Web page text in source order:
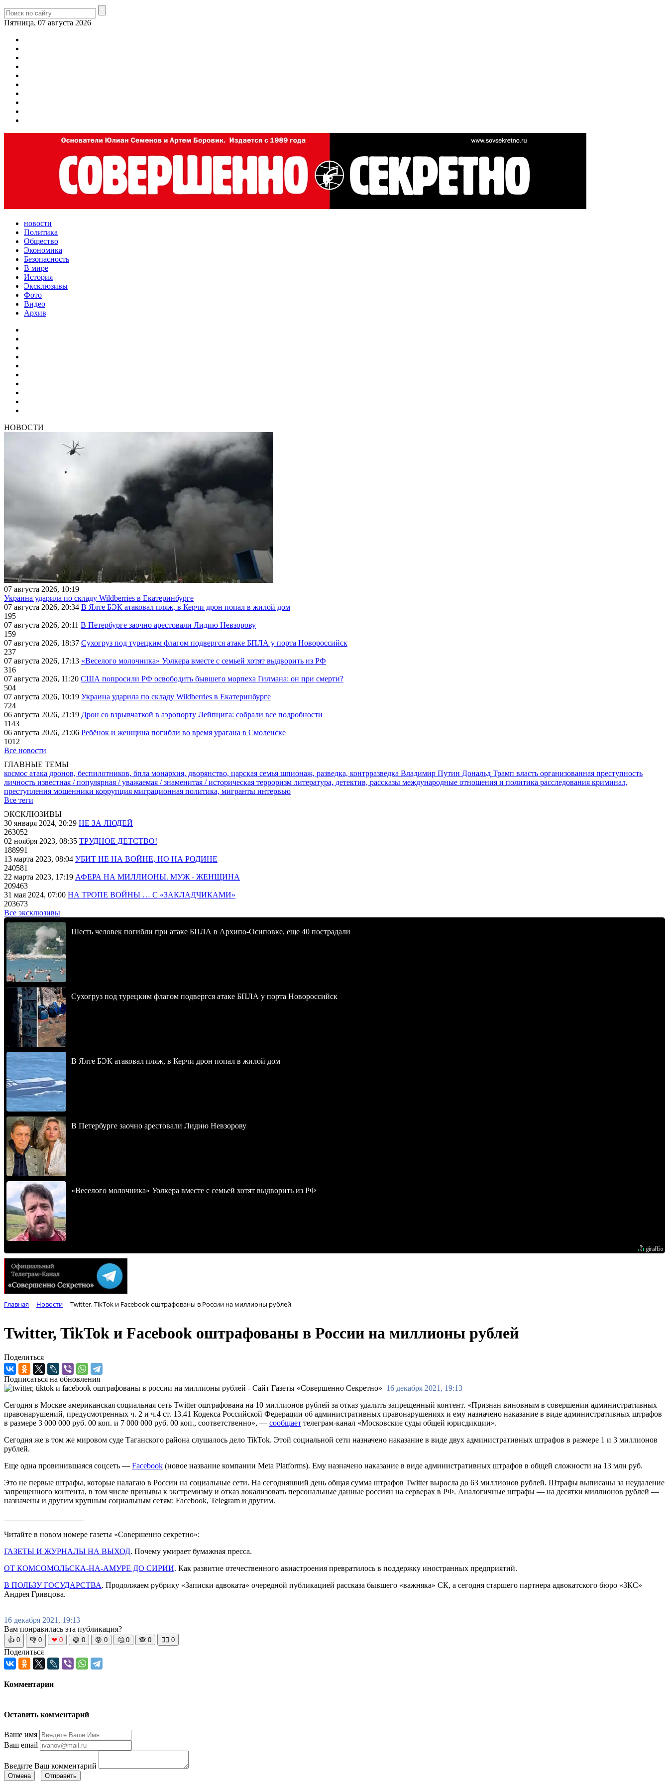
Пятница, 07 августа 2026
новости
Политика
Общество
Экономика
Безопасность
В мире
История
Эксклюзивы
Фото
Видео
Архив
НОВОСТИ
07 августа 2026, 10:19
Украина ударила по складу Wildberries в Екатеринбурге
07 августа 2026, 20:34 В Ялте БЭК атаковал пляж, в Керчи дрон попал в жилой дом
195
07 августа 2026, 20:11 В Петербурге заочно арестовали Лидию Невзорову
159
07 августа 2026, 18:37 Сухогруз под турецким флагом подвергся атаке БПЛА у порта Новороссийск
237
07 августа 2026, 17:13 «Веселого молочника» Уолкера вместе с семьей хотят выдворить из РФ
316
07 августа 2026, 11:20 США попросили РФ освободить бывшего морпеха Гилмана: он при смерти?
504
07 августа 2026, 10:19 Украина ударила по складу Wildberries в Екатеринбурге
724
06 августа 2026, 21:19 Дрон со взрывчаткой в аэропорту Лейпцига: собрали все подробности
1143
06 августа 2026, 21:06 Ребёнок и женщина погибли во время урагана в Смоленске
1012
Все новости
ГЛАВНЫЕ ТЕМЫ
космос атака дронов, беспилотников, бпла монархия, дворянство, царская семья шпионаж, разведка, контрразведка Владимир Путин Дональд Трамп власть организованная преступность
личность известная / популярная / уважаемая / знаменитая / историческая терроризм литература, детектив, рассказы международные отношения и политика расследования криминал,
преступления мошенники коррупция миграционная политика, мигранты интервью
Все теги
ЭКСКЛЮЗИВЫ
30 января 2024, 20:29 НЕ ЗА ЛЮДЕЙ
263052
02 ноября 2023, 08:35 ТРУДНОЕ ДЕТСТВО!
188991
13 марта 2023, 08:04 УБИТ НЕ НА ВОЙНЕ, НО НА РОДИНЕ
240581
22 марта 2023, 17:19 АФЕРА НА МИЛЛИОНЫ. МУЖ - ЖЕНЩИНА
209463
31 мая 2024, 07:00 НА ТРОПЕ ВОЙНЫ … С «ЗАКЛАДЧИКАМИ»
203673
Все эксклюзивы
Шесть человек погибли при атаке БПЛА в Архипо-Осиповке, еще 40 пострадали
Сухогруз под турецким флагом подвергся атаке БПЛА у порта Новороссийск
В Ялте БЭК атаковал пляж, в Керчи дрон попал в жилой дом
В Петербурге заочно арестовали Лидию Невзорову
«Веселого молочника» Уолкера вместе с семьей хотят выдворить из РФ
Главная Новости Twitter, TikTok и Facebook оштрафованы в России на миллионы рублей
Twitter, TikTok и Facebook оштрафованы в России на миллионы рублей
Поделиться
Подписаться на обновления
16 декабря 2021, 19:13
Сегодня в Москве американская социальная сеть Twitter оштрафована на 10 миллионов рублей за отказ удалить запрещенный контент. «Признан виновным в совершении административных
правонарушений, предусмотренных ч. 2 и ч.4 ст. 13.41 Кодекса Российской Федерации об административных правонарушениях и ему назначено наказание в виде административных штрафов
в размере 3 000 000 руб. 00 коп. и 7 000 000 руб. 00 коп., соответственно», — сообщает телеграм-канал «Московские суды общей юрисдикции».
Сегодня же в том же мировом суде Таганского района слушалось дело TikTok. Этой социальной сети назначено наказание в виде двух административных штрафов в размере 1 и 3 миллионов
рублей.
Еще одна провинившаяся соцсеть — Facebook (новое название компании Meta Platforms). Ему назначено наказание в виде административных штрафов в общей сложности на 13 млн руб.
Это не первые штрафы, которые налагаю в России на социальные сети. На сегодняшний день общая сумма штрафов Twitter выросла до 63 миллионов рублей. Штрафы выписаны за неудаление
запрещенного контента, в том числе призывы к экстремизму и отказ локализовать персональные данные россиян на серверах в РФ. Аналогичные штрафы — на десятки миллионов рублей —
назначены и другим крупным социальным сетям: Facebook, Telegram и другим.
Читайте в новом номере газеты «Совершенно секретно»:
ГАЗЕТЫ И ЖУРНАЛЫ НА ВЫХОД. Почему умирает бумажная пресса.
ОТ КОМСОМОЛЬСКА-НА-АМУРЕ ДО СИРИИ. Как развитие отечественного авиастроения превратилось в поддержку иностранных предприятий.
В ПОЛЬЗУ ГОСУДАРСТВА. Продолжаем рубрику «Записки адвоката» очередной публикацией рассказа бывшего «важняка» СК, а сегодня старшего партнера адвокатского бюро «ЗКС»
Андрея Гривцова.
16 декабря 2021, 19:13
Вам понравилась эта публикация?
👍 0 👎 0 ❤ 0 😆 0 😡 0 🤔 0 🙈 0 🧘‍♀️ 0
Поделиться
Комментарии
Оставить комментарий
Ваше имя
Ваш email
Введите Ваш комментарий
Отмена Отправить